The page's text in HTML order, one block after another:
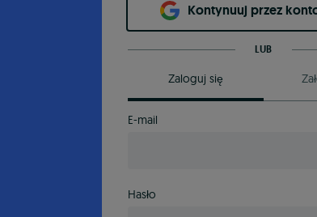
Kontynuuj przez
LUB
Zaloguj się
E-mail
Hasło